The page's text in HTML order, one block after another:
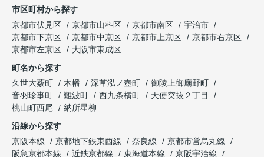
市区町村から探す
京都市伏見区
京都市山科区 京都市南区
宇治市
京都市下京区
京都市中京区 京都市上京区
京都市右京区
京都市左京区
大阪市東成区
町名から探す
久世大薮町
木幡 深草泓ノ壺町
御陵上御廟野町
音羽珍事町
難波町 西九条横町
天使突抜２丁目
桃山町西尾
納所星柳
沿線から探す
京阪本線
京都地下鉄東西線 奈良線
京都市営烏丸線
阪急京都本線
近鉄京都線 東海道本線
京阪宇治線